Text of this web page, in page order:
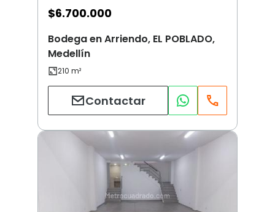
$6.700.000
Bodega en Arriendo, EL POBLADO,
Medellín
Contactar